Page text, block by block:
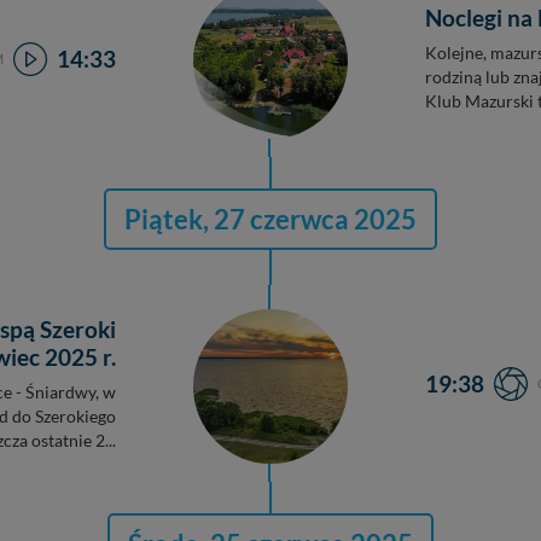
14:33
Noclegi
Kolejne,
rodziną lub
Klub Mazurski
Piątek, 27 czerwca 2025
Szeroki
2025 r.
- Śniardwy, w
do Szerokiego
ostatnie 2...
19:38